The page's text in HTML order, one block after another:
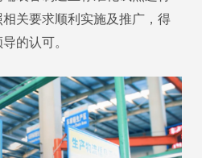
关要求顺利实施及推广，得
的认可。